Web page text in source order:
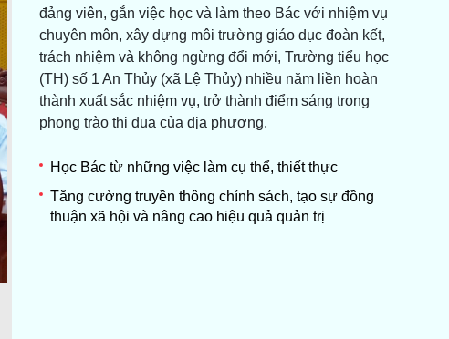
đảng viên, gắn việc học và làm theo Bác với nhiệm vụ
chuyên môn, xây dựng môi trường giáo dục đoàn kết,
trách nhiệm và không ngừng đổi mới, Trường tiểu học
(TH) số 1 An Thủy (xã Lệ Thủy) nhiều năm liền hoàn
thành xuất sắc nhiệm vụ, trở thành điểm sáng trong
phong trào thi đua của địa phương.
Học Bác từ những việc làm cụ thể, thiết thực
Tăng cường truyền thông chính sách, tạo sự đồng
thuận xã hội và nâng cao hiệu quả quản trị